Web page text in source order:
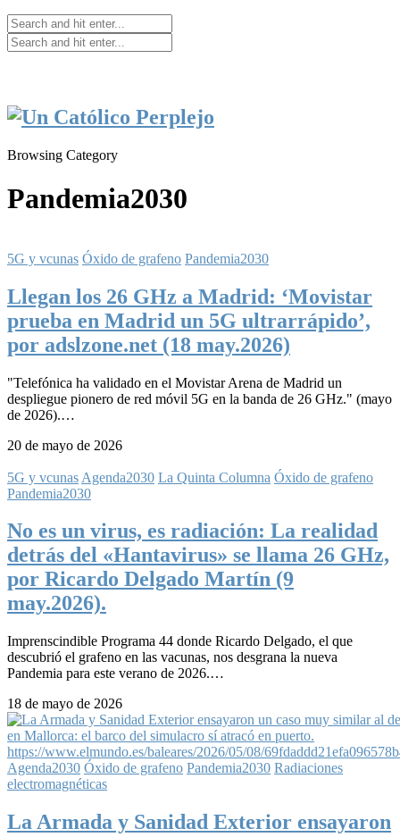
Browsing Category
Pandemia2030
5G y vcunas Óxido de grafeno Pandemia2030
Llegan los 26 GHz a Madrid: ‘Movistar
prueba en Madrid un 5G ultrarrápido’,
por adslzone.net (18 may.2026)
"Telefónica ha validado en el Movistar Arena de Madrid un
despliegue pionero de red móvil 5G en la banda de 26 GHz." (mayo
de 2026).…
20 de mayo de 2026
5G y vcunas Agenda2030 La Quinta Columna Óxido de grafeno
Pandemia2030
No es un virus, es radiación: La realidad
detrás del «Hantavirus» se llama 26 GHz,
por Ricardo Delgado Martín (9
may.2026).
Imprenscindible Programa 44 donde Ricardo Delgado, el que
descubrió el grafeno en las vacunas, nos desgrana la nueva
Pandemia para este verano de 2026.…
18 de mayo de 2026
Agenda2030 Óxido de grafeno Pandemia2030 Radiaciones
electromagnéticas
La Armada y Sanidad Exterior ensayaron